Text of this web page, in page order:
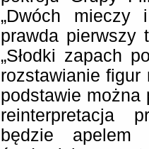
„Dwóch mieczy
prawda pierwszy
„Słodki zapach
rozstawianie
podstawie można
reinterpretacja
będzie